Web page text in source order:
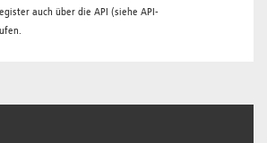
auch über die API (siehe API-